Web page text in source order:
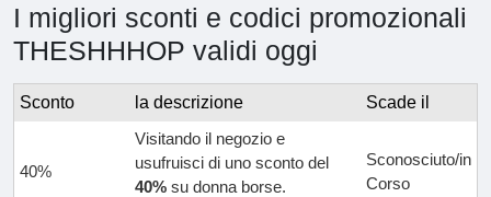
I migliori sconti e codici promozionali
THESHHHOP validi oggi
Sconto la descrizione Scade il
40%
Visitando il negozio e
usufruisci di uno sconto del
40% su donna borse.
Sconosciuto/in
Corso